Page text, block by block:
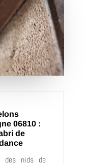
06810 :
de
des nids de